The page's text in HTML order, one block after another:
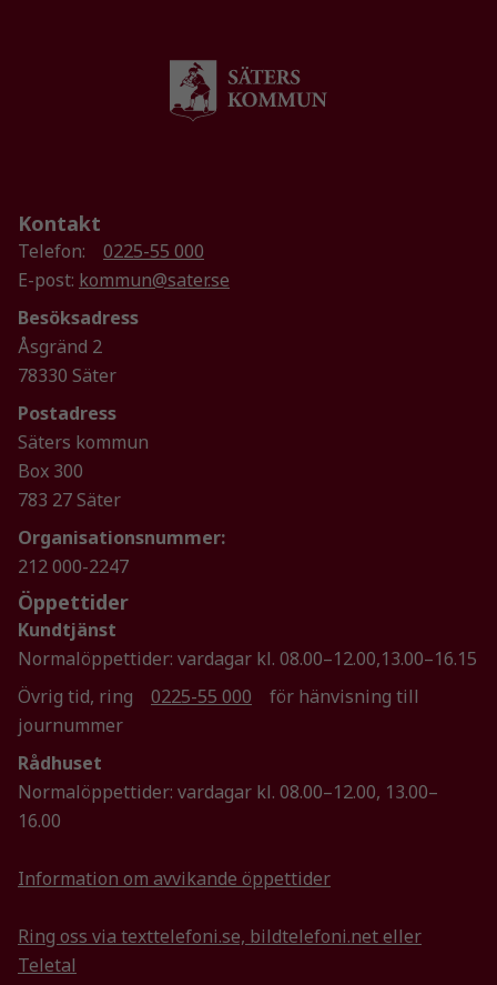
Kontakt
Telefon:
0225-55 000
E-post: kommun@sater.se
Besöksadress
Åsgränd 2
78330 Säter
Postadress
Säters kommun
Box 300
783 27 Säter
Organisationsnummer:
212 000-2247
Öppettider
Kundtjänst
Normalöppettider: vardagar kl. 08.00–12.00,13.00–16.15
Övrig tid, ring
0225-55 000
för hänvisning till
journummer
Rådhuset
Normalöppettider: vardagar kl. 08.00–12.00, 13.00–
16.00
Information om avvikande öppettider
Ring oss via texttelefoni.se, bildtelefoni.net eller
Teletal
funktionalitet
uppbyggnad,
används.
Upplevelse
hemsida ska
prestera så